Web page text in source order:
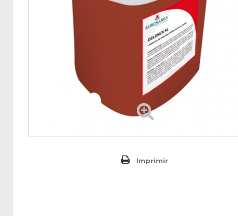
Imprimir